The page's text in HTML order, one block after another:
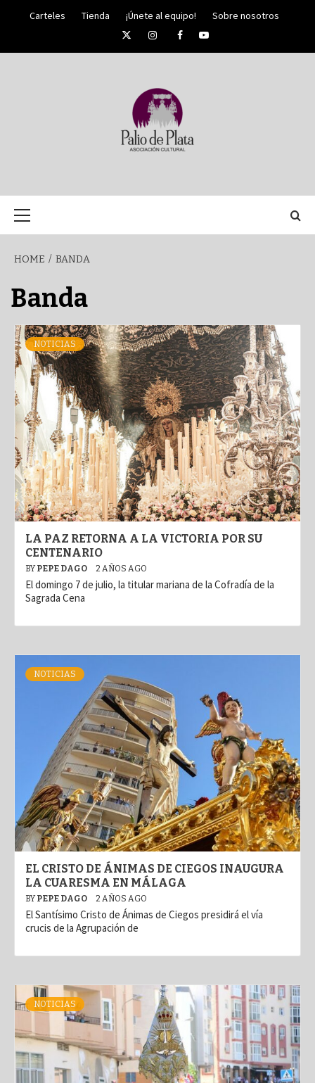
Carteles Tienda ¡Únete al equipo!
Sobre nosotros
TwitterInstagramFacebookYouTube
SEMANA
SANTA DE
MÁLAGA
HOME BANDA
Banda
NOTICIAS
LA PAZ RETORNA A LA VICTORIA POR SU
CENTENARIO
BY PEPE DAGO 2 AÑOS AGO
El domingo 7 de julio, la titular mariana de la Cofradía de la
Sagrada Cena
NOTICIAS
EL CRISTO DE ÁNIMAS DE CIEGOS INAUGURA
LA CUARESMA EN MÁLAGA
BY PEPE DAGO 2 AÑOS AGO
El Santísimo Cristo de Ánimas de Ciegos presidirá el vía
crucis de la Agrupación de
NOTICIAS